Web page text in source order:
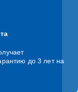
до 3 лет на